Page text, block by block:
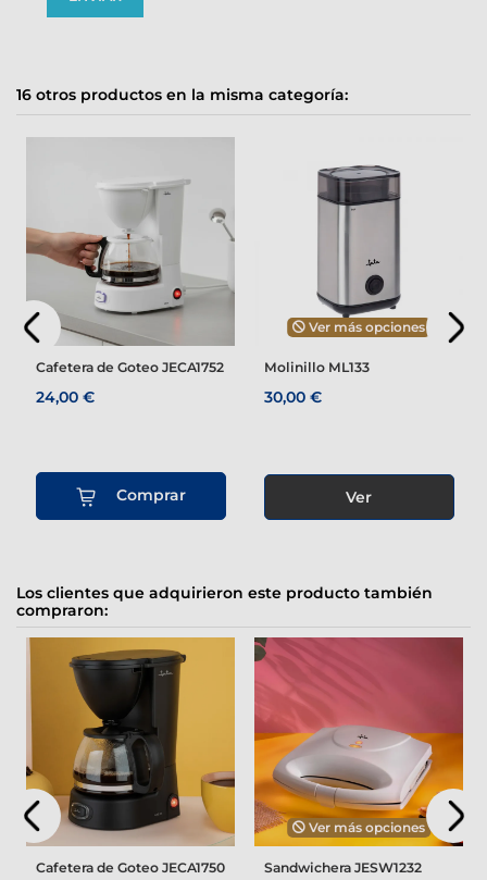
16 otros productos en la misma categoría:
Cafetera de Goteo JECA1752
24,00 €
Comprar
Ver más opciones
Molinillo ML133
30,00 €
Ver
Los clientes que adquirieron este producto también
compraron:
Cafetera de Goteo JECA1750
Ver más opciones
Sandwichera JESW1232